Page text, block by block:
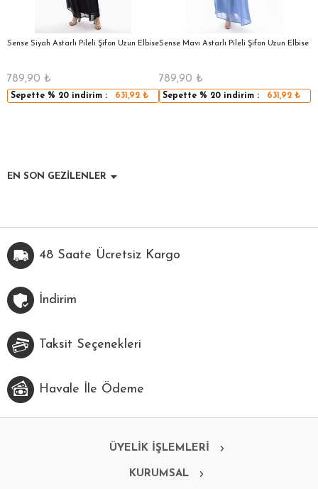
Sense Siyah Astarlı Pileli Şifon Uzun Elbise
789,90 ₺
Sepette % 20 indirim : 631,92₺
Sense Mavı Astarlı Pileli Şifon Uzun Elbise
789,90 ₺
Sepette % 20 indirim : 631,92₺
EN SON GEZİLENLER
48 Saate Ücretsiz Kargo
İndirim
Taksit Seçenekleri
Havale İle Ödeme
ÜYELİK İŞLEMLERİ
KURUMSAL